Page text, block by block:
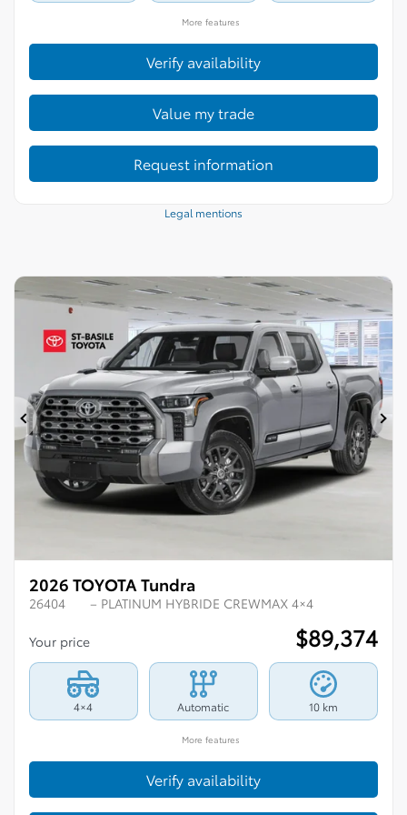
More features
Verify availability
Value my trade
Request information
Legal mentions
Previous
2026 TOYOTA Tundra
26404 – PLATINUM HYBRIDE CREWMAX 4×4
Your price $89,374
4×4 Automatic 10 km
More features
Verify availability